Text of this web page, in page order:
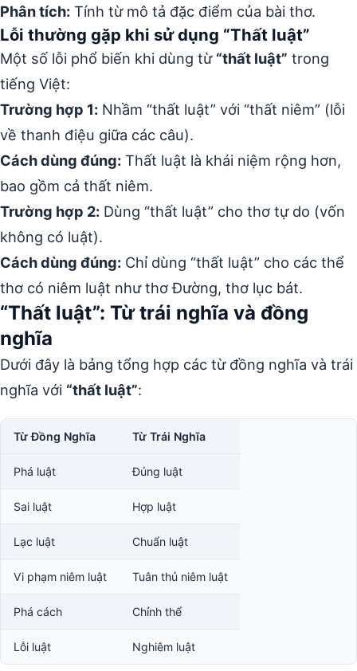
Phân tích: Tính từ mô tả đặc điểm của bài thơ.
Lỗi thường gặp khi sử dụng “Thất luật”
Một số lỗi phổ biến khi dùng từ “thất luật” trong
tiếng Việt:
Trường hợp 1: Nhầm “thất luật” với “thất niêm” (lỗi
về thanh điệu giữa các câu).
Cách dùng đúng: Thất luật là khái niệm rộng hơn,
bao gồm cả thất niêm.
Trường hợp 2: Dùng “thất luật” cho thơ tự do (vốn
không có luật).
Cách dùng đúng: Chỉ dùng “thất luật” cho các thể
thơ có niêm luật như thơ Đường, thơ lục bát.
“Thất luật”: Từ trái nghĩa và đồng
nghĩa
Dưới đây là bảng tổng hợp các từ đồng nghĩa và trái
nghĩa với “thất luật”:
Từ Đồng Nghĩa Từ Trái Nghĩa
Phá luật Đúng luật
Sai luật Hợp luật
Lạc luật Chuẩn luật
Vi phạm niêm luật Tuân thủ niêm luật
Phá cách Chỉnh thể
Lỗi luật Nghiêm luật